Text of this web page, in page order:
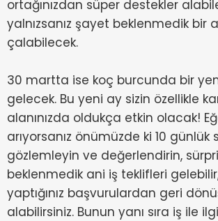
ortağınızdan süper destekler
yalnızsanız şayet beklenmedik bir
çalabilecek.
30 martta ise koç burcunda bir
gelecek. Bu yeni ay sizin özellikle
alanınızda oldukça etkin olacak!
arıyorsanız önümüzde ki 10 günlük
gözlemleyin ve değerlendirin,
beklenmedik ani iş teklifleri
yaptığınız başvurulardan geri
alabilirsiniz. Bunun yanı sıra iş ile